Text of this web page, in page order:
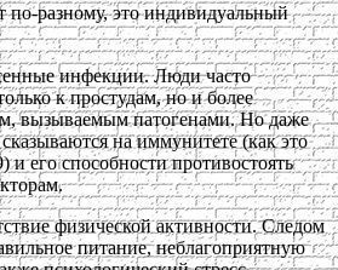
по-разному, это индивидуальный
инфекции. Люди часто
к простудам, но и более
вызываемым патогенами. Но даже
на иммунитете (как это
и его способности противостоять
физической активности. Следом
питание, неблагоприятную